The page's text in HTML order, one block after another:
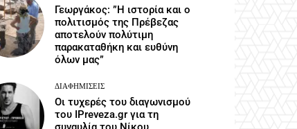
Γεωργάκος: ”Η ιστορία και ο
πολιτισμός της Πρέβεζας
αποτελούν πολύτιμη
παρακαταθήκη και ευθύνη
όλων μας”
ΔΙΑΦΗΜΊΣΕΙΣ
Οι τυχερές του διαγωνισμού
του IPreveza.gr για τη